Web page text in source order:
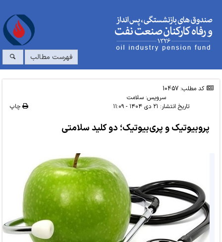
فهرست مطالب
کد مطلب: 10457
سرویس:سلامت
تاریخ انتشار: ۲۱ دی ۱۴۰۴ - ۱۱:۰۹ چاپ
پروبیوتیک و پری‌بیوتیک؛ دو کلید سلامتی